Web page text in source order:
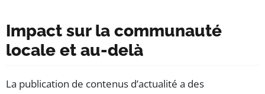
Impact sur la communauté
locale et au-delà
La publication de contenus d’actualité a des